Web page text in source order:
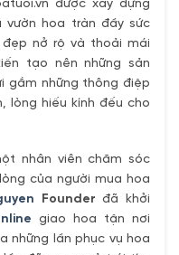
được xây dựng
vườn hoa tràn đầy sức
nở rộ và thoải mái
tạo nên những sản
gắm những thông điệp
lòng hiếu kính đếu cho
nhân viên chăm sóc
của người mua hoa
Founder đã khởi
giao hoa tận nơi
những lần phục vụ hoa